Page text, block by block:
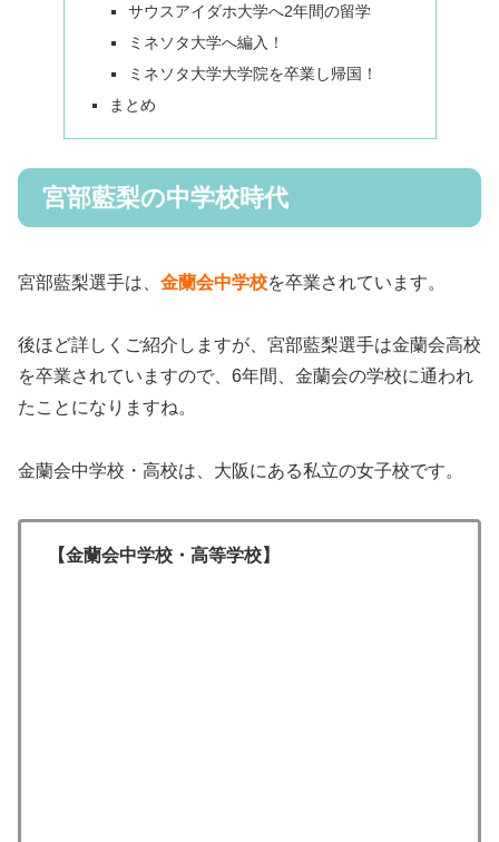
サウスアイダホ大学へ2年間の留学
ミネソタ大学へ編入！
ミネソタ大学大学院を卒業し帰国！
まとめ
宮部藍梨の中学校時代
宮部藍梨選手は、 金蘭会中学校を卒業されています。
後ほど詳しくご紹介しますが、宮部藍梨選手は金蘭会高校
を卒業されていますので、6年間、金蘭会の学校に通われ
たことになりますね。
金蘭会中学校・高校は、大阪にある私立の女子校です。
【金蘭会中学校・高等学校】